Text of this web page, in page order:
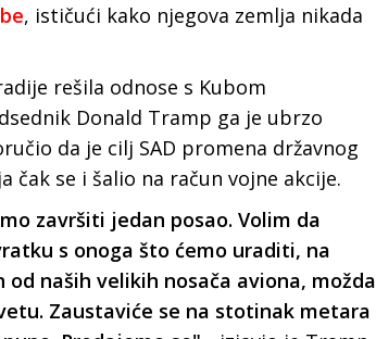
, ističući kako njegova zemlja nikada
rešila odnose s Kubom
Donald Tramp ga je ubrzo
da je cilj SAD promena državnog
se i šalio na račun vojne akcije.
završiti jedan posao. Volim da
s onoga što ćemo uraditi, na
naših velikih nosača aviona, možda
Zaustaviće se na stotinak metara